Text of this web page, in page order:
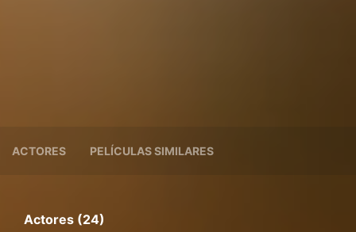
ACTORES PELÍCULAS SIMILARES
Actores (24)